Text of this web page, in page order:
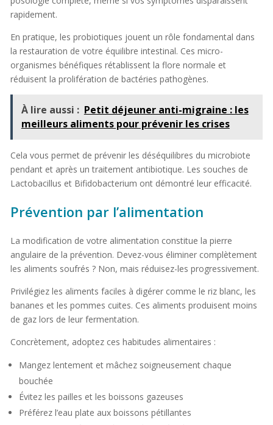
rapidement.
En pratique, les probiotiques jouent un rôle fondamental dans
la restauration de votre équilibre intestinal. Ces micro-
organismes bénéfiques rétablissent la flore normale et
réduisent la prolifération de bactéries pathogènes.
À lire aussi : Petit déjeuner anti-migraine : les
meilleurs aliments pour prévenir les crises
Cela vous permet de prévenir les déséquilibres du microbiote
pendant et après un traitement antibiotique. Les souches de
Lactobacillus et Bifidobacterium ont démontré leur efficacité.
Prévention par l’alimentation
La modification de votre alimentation constitue la pierre
angulaire de la prévention. Devez-vous éliminer complètement
les aliments soufrés ? Non, mais réduisez-les progressivement.
Privilégiez les aliments faciles à digérer comme le riz blanc, les
bananes et les pommes cuites. Ces aliments produisent moins
de gaz lors de leur fermentation.
Concrètement, adoptez ces habitudes alimentaires :
Mangez lentement et mâchez soigneusement chaque
bouchée
Évitez les pailles et les boissons gazeuses
Préférez l’eau plate aux boissons pétillantes